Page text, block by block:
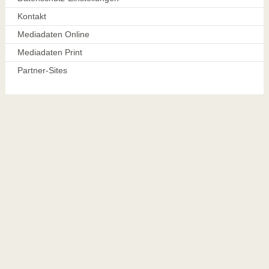
Kontakt
Mediadaten Online
Mediadaten Print
Partner-Sites